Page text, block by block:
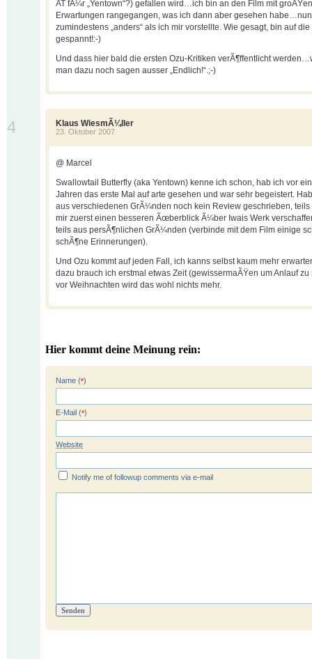
AT fÃ¼r „Yentown“?) gefallen wird…ich bin an den Film mit groÃŸen
Erwartungen rangegangen, was ich dann aber gesehen
zumindestens „anders“ als ich mir vorstellte. Wie gesagt, bin auf die
gespannt!:-)
Und dass hier bald die ersten Ozu-Kritiken verÃ¶ffentlicht
man dazu noch sagen ausser „Endlich!“.;-)
Klaus WiesmÃ¼ller
23. Oktober 2007
4
@ Marcel
Swallowtail Butterfly (aka Yentown) kenne ich schon, hab ich vor
Jahren das erste Mal auf arte gesehen und war sehr begeistert.
aus verschiedenen GrÃ¼nden noch kein Review geschrieben, teils
mir zuerst einen besseren Ãœberblick Ã¼ber Iwais Werk
teils aus persÃ¶nlichen GrÃ¼nden (verbinde mit dem Film einige
schÃ¶ne Erinnerungen).
Und Ozu kommt auf jeden Fall, ich kanns selbst kaum mehr
dazu brauch ich erstmal etwas Zeit (gewissermaÃŸen um Anlauf zu
vor Weihnachten wird das wohl nichts mehr.
Hier kommt deine Meinung rein:
Name (*)
E-Mail (*)
Website
Notify me of followup comments via e-mail